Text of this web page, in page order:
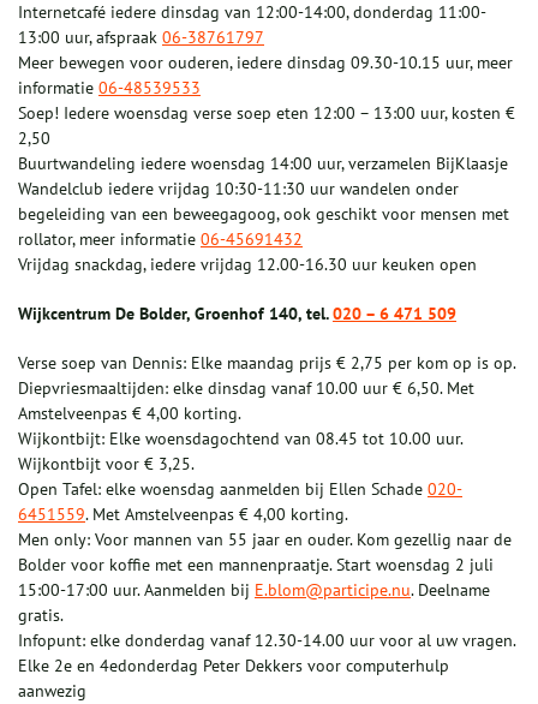
Internetcafé iedere dinsdag van 12:00-14:00, donderdag 11:00-
13:00 uur, afspraak 06-38761797
Meer bewegen voor ouderen, iedere dinsdag 09.30-10.15 uur, meer
informatie 06-48539533
Soep! Iedere woensdag verse soep eten 12:00 – 13:00 uur, kosten €
2,50​
Buurtwandeling iedere woensdag 14:00 uur, verzamelen BijKlaasje
Wandelclub iedere vrijdag 10:30-11:30 uur wandelen onder
begeleiding van een beweegagoog, ook geschikt voor mensen met
rollator, meer informatie 06-45691432
Vrijdag snackdag, iedere vrijdag 12.00-16.30 uur keuken open
Wijkcentrum De Bolder, Groenhof 140, tel.020 – 6 471 509
Verse soep van Dennis: Elke maandag prijs € 2,75 per kom op is op.
Diepvriesmaaltijden: elke dinsdag vanaf 10.00 uur € 6,50. Met
Amstelveenpas € 4,00 korting.
Wijkontbijt: Elke woensdagochtend van 08.45 tot 10.00 uur.
Wijkontbijt voor € 3,25.
Open Tafel: elke woensdag aanmelden bij Ellen Schade 020-
6451559. Met Amstelveenpas € 4,00 korting.
Men only: Voor mannen van 55 jaar en ouder. Kom gezellig naar de
Bolder voor koffie met een mannenpraatje. Start woensdag 2 juli
15:00-17:00 uur. Aanmelden bij E.blom@participe.nu. Deelname
gratis.
Infopunt: elke donderdag vanaf 12.30-14.00 uur voor al uw vragen.
Elke 2e en 4edonderdag Peter Dekkers voor computerhulp
aanwezig